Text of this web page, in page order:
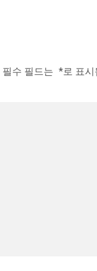
필수 필드는 *로 표